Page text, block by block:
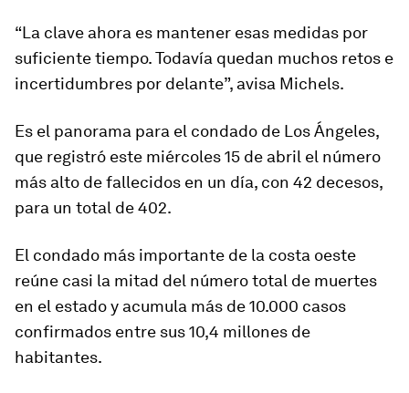
“La clave ahora es mantener esas medidas por
suficiente tiempo. Todavía quedan muchos retos e
incertidumbres por delante”, avisa Michels.
Es el panorama para el condado de Los Ángeles,
que registró este miércoles 15 de abril el número
más alto de fallecidos en un día, con 42 decesos,
para un total de 402.
El condado más importante de la costa oeste
reúne casi la mitad del número total de muertes
en el estado y acumula más de 10.000 casos
confirmados entre sus 10,4 millones de
habitantes.